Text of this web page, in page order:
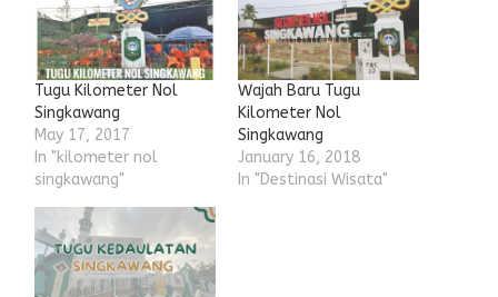
Tugu Kilometer Nol
Singkawang
May 17, 2017
In "kilometer nol
singkawang"
Wajah Baru Tugu
Kilometer Nol
Singkawang
January 16, 2018
In "Destinasi Wisata"